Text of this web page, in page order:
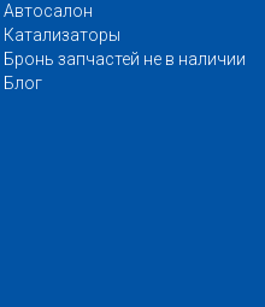
Автосалон
Катализаторы
Бронь запчастей не в наличии
Блог